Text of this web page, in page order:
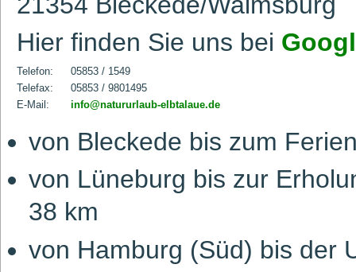
Hier finden Sie uns bei
Telefon:
05853 / 1549
Telefax:
05853 / 9801495
E-Mail:
info@natururlaub-elbtalaue.de
von Bleckede bis zum
von Lüneburg bis zur
38 km
von Hamburg (Süd) bis der